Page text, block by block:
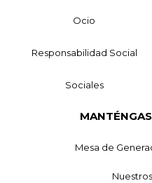
Ocio
Responsabilidad Social
Sociales
Mesa de